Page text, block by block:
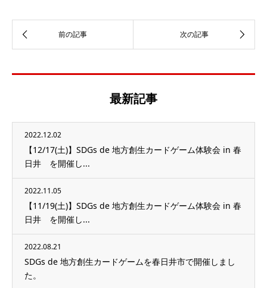
最新記事
2022.12.02
【12/17(土)】SDGs de 地方創生カードゲーム体験会 in 春
日井 を開催し...
2022.11.05
【11/19(土)】SDGs de 地方創生カードゲーム体験会 in 春
日井 を開催し...
2022.08.21
SDGs de 地方創生カードゲームを春日井市で開催しまし
た。